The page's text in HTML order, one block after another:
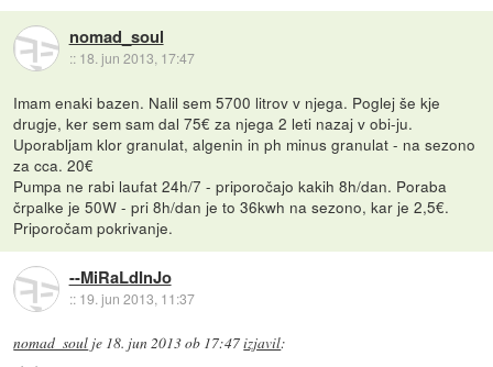
nomad_soul
:: 18. jun 2013, 17:47
Imam enaki bazen. Nalil sem 5700 litrov v njega. Poglej še kje
drugje, ker sem sam dal 75€ za njega 2 leti nazaj v obi-ju.
Uporabljam klor granulat, algenin in ph minus granulat - na sezono
za cca. 20€
Pumpa ne rabi laufat 24h/7 - priporočajo kakih 8h/dan. Poraba
črpalke je 50W - pri 8h/dan je to 36kwh na sezono, kar je 2,5€.
Priporočam pokrivanje.
--MiRaLdInJo
:: 19. jun 2013, 11:37
nomad_soul je 18. jun 2013 ob 17:47izjavil: